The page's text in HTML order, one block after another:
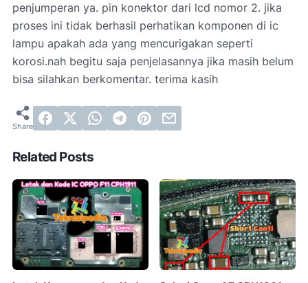
penjumperan ya. pin konektor dari lcd nomor 2. jika
proses ini tidak berhasil perhatikan komponen di ic
lampu apakah ada yang mencurigakan seperti
korosi.nah begitu saja penjelasannya jika masih belum
bisa silahkan berkomentar. terima kasih
Related Posts